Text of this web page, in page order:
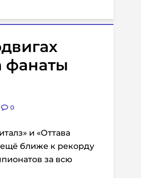
фанаты
0
и «Оттава
ближе к рекорду
за всю